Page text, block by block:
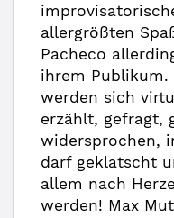
allergrößten
Pacheco
ihrem Publikum.
werden sich
erzählt, gefragt,
widersprochen,
darf geklatscht
allem nach
werden! Max